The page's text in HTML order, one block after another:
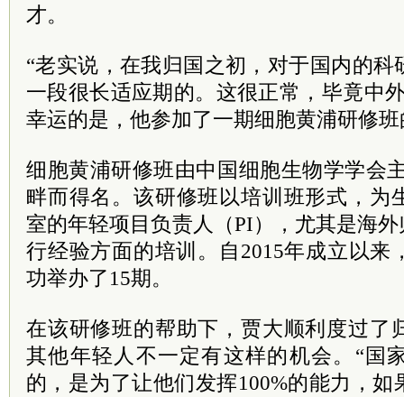
才。
“老实说，在我归国之初，对于国内的
一段很长适应期的。这很正常，毕竟中
幸运的是，他参加了一期细胞黄浦研修
细胞黄浦研修班由中国细胞生物学学会
畔而得名。该研修班以培训班形式，为
室的年轻项目负责人（PI），尤其是海
行经验方面的培训。自2015年成立以来
功举办了15期。
在该研修班的帮助下，贾大顺利度过了
其他年轻人不一定有这样的机会。“国
的，是为了让他们发挥100%的能力，